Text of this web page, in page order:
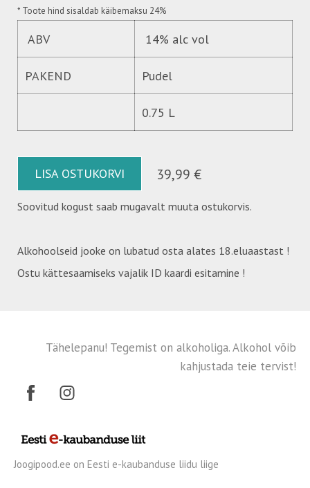
* Toote hind sisaldab käibemaksu 24%
ABV 14% alc vol
PAKEND Pudel
0.75 L
LISA OSTUKORVI 39,99 €
Soovitud kogust saab mugavalt muuta ostukorvis.
Alkohoolseid jooke on lubatud osta alates 18.eluaastast !
Ostu kättesaamiseks vajalik ID kaardi esitamine !
Tähelepanu! Tegemist on alkoholiga. Alkohol võib
kahjustada teie tervist!
Joogipood.ee on Eesti e-kaubanduse liidu liige